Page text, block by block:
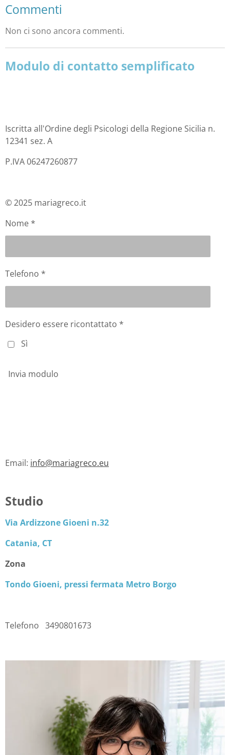
Commenti
Non ci sono ancora commenti.
Modulo di contatto semplificato
Iscritta all'Ordine degli Psicologi della Regione Sicilia n.
12341 sez. A
P.IVA 06247260877
© 2025 mariagreco.it
Nome *
Telefono *
Desidero essere ricontattato *
Sì
Invia modulo
Email: info@mariagreco.eu
Studio
Via Ardizzone Gioeni n.32
Catania, CT
Zona
Tondo Gioeni, pressi fermata Metro Borgo
Telefono 3490801673